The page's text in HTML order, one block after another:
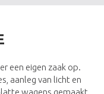
een eigen zaak op.
aanleg van licht en